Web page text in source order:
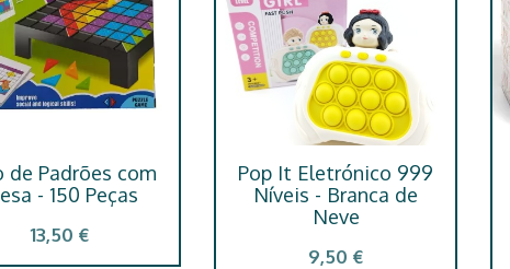
de Padrões com
- 150 Peças
13,50 €
Pop It Eletrónico 999
Níveis - Branca de
Neve
9,50 €